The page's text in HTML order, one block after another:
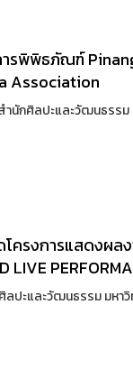
พิพิธภัณฑ์
Association
นักศิลปะและวัฒนธรรม
ครงการแสดงผล
LIVE
ลปะและวัฒนธรรม มห